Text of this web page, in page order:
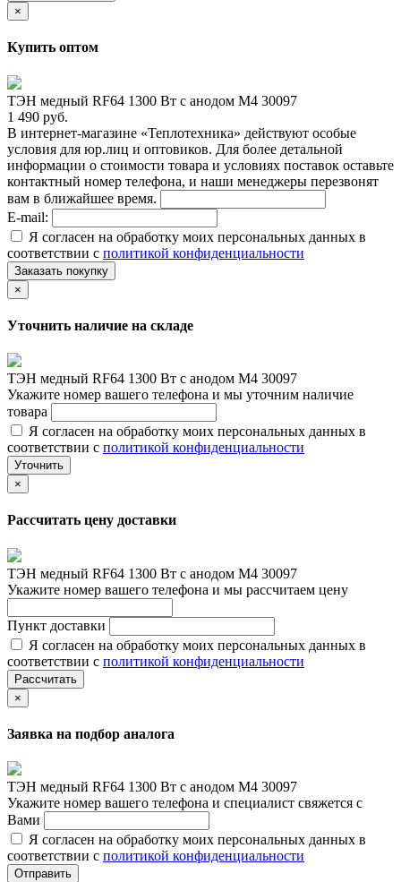
×
Купить оптом
ТЭН медный RF64 1300 Вт с анодом М4 30097
1 490 руб.
В интернет-магазине «Теплотехника» действуют особые
условия для юр.лиц и оптовиков. Для более детальной
информации о стоимости товара и условиях поставок оставьте
контактный номер телефона, и наши менеджеры перезвонят
вам в ближайшее время.
E-mail:
Я согласен на обработку моих персональных данных в
соответствии с политикой конфиденциальности
Заказать покупку
×
Уточнить наличие на складе
ТЭН медный RF64 1300 Вт с анодом М4 30097
Укажите номер вашего телефона и мы уточним наличие
товара
Я согласен на обработку моих персональных данных в
соответствии с политикой конфиденциальности
Уточнить
×
Рассчитать цену доставки
ТЭН медный RF64 1300 Вт с анодом М4 30097
Укажите номер вашего телефона и мы рассчитаем цену
Пункт доставки
Я согласен на обработку моих персональных данных в
соответствии с политикой конфиденциальности
Рассчитать
×
Заявка на подбор аналога
ТЭН медный RF64 1300 Вт с анодом М4 30097
Укажите номер вашего телефона и специалист свяжется с
Вами
Я согласен на обработку моих персональных данных в
соответствии с политикой конфиденциальности
Отправить